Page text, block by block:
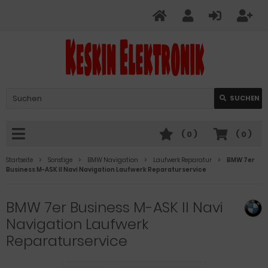
Verwende
die
nach
oben
und
verfügbare
SUCHEN
( 0 )
( 0 )
Startseite Sonstige BMW Navigation Laufwerk Reparatur
BMW 7er
Business M-ASK II Navi Navigation Laufwerk Reparaturservice
BMW 7er Business M-ASK II Navi
Navigation Laufwerk
Reparaturservice